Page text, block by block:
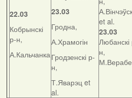
22.03
Кобрынскі
р-н,
А.Кальчанка
23.03
Гродна,
А.Храмогін
Гродзенскі р-
н,
Т.Яварэц et
al.
et al.
23.03
Любанскі
н,